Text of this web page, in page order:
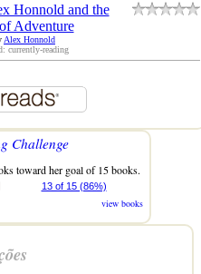
Honnold and the
Adventure
Alex Honnold
currently-reading
Challenge
toward her goal of 15 books.
13 of 15 (86%)
view books